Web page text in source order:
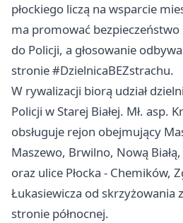
płockiego liczą na wsparcie
ma promować
do Policji, a głosowanie
stronie #DzielnicaBEZstrachu.
W rywalizacji biorą udział
Policji w Starej Białej. Mł. asp.
obsługuje rejon obejmujący
Maszewo, Brwilno, Nową
oraz ulice Płocka - Chemików,
Łukasiewicza od skrzyżowania
stronie północnej.